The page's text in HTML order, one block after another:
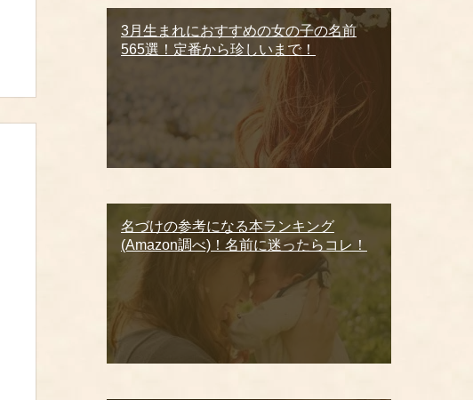
3月生まれにおすすめの女の子の名前
565選！定番から珍しいまで！
名づけの参考になる本ランキング
(Amazon調べ)！名前に迷ったらコレ！